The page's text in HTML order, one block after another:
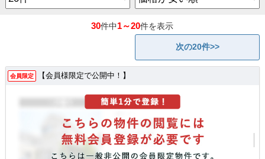
30件中1～20件を表示
次の20件>>
会員限定 【会員様限定で公開中！】